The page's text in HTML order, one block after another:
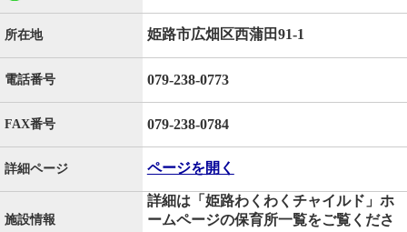
姫路市広畑区西蒲田
所在地 姫路市広畑区西蒲田91-1
電話番号 079-238-0773
FAX番号 079-238-0784
詳細ページ ページを開く
施設情報
詳細は「姫路わくわくチャイルド」ホ
ームページの保育所一覧をご覧くださ